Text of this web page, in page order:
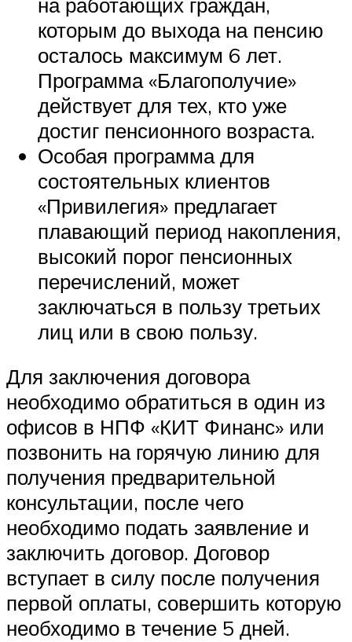
которым до выхода на пенсию
осталось максимум 6 лет.
Программа «Благополучие»
действует для тех, кто уже
достиг пенсионного возраста.
Особая программа для
состоятельных клиентов
«Привилегия» предлагает
плавающий период накопления,
высокий порог пенсионных
перечислений, может
заключаться в пользу третьих
лиц или в свою пользу.
Для заключения договора
необходимо обратиться в один из
офисов в НПФ «КИТ Финанс» или
позвонить на горячую линию для
получения предварительной
консультации, после чего
необходимо подать заявление и
заключить договор. Договор
вступает в силу после получения
первой оплаты, совершить которую
необходимо в течение 5 дней.